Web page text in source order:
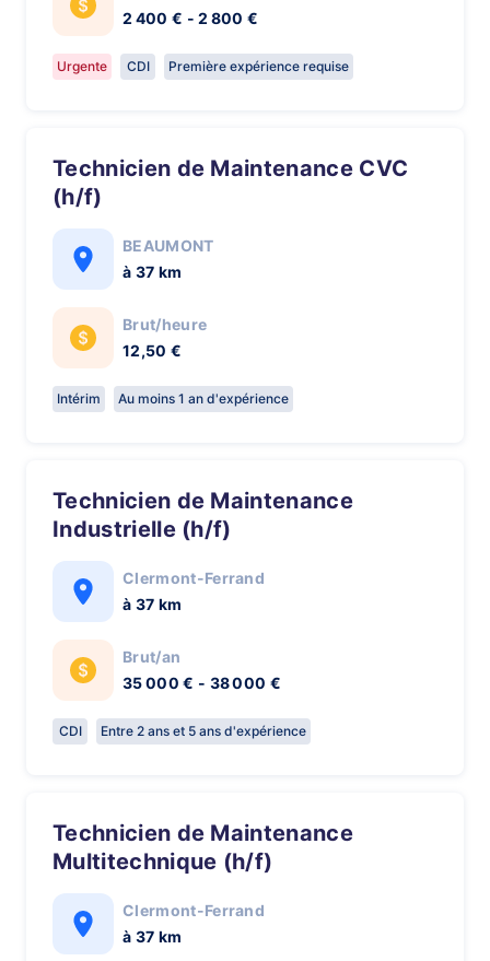
2 400 € - 2 800 €
Urgente CDI Première expérience requise
Technicien de Maintenance CVC
(h/f)
BEAUMONT
à 37 km
Brut/heure
12,50 €
Intérim Au moins 1 an d'expérience
Technicien de Maintenance
Industrielle (h/f)
Clermont-Ferrand
à 37 km
Brut/an
35 000 € - 38 000 €
CDI Entre 2 ans et 5 ans d'expérience
Technicien de Maintenance
Multitechnique (h/f)
Clermont-Ferrand
à 37 km